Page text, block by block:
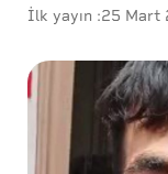
İlk yayın :25 Mart